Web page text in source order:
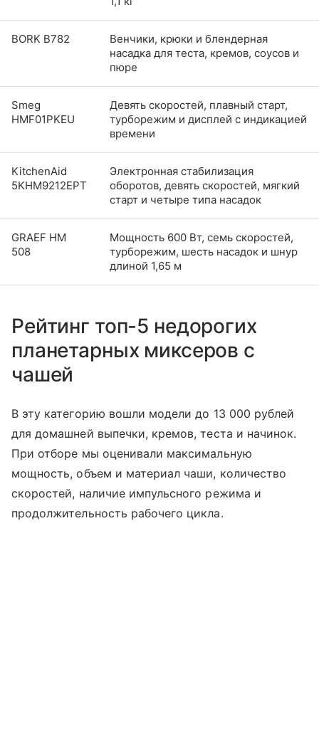
BORK B782
Венчики, крюки и блендерная
насадка для теста, кремов, соусов и
пюре
Smeg
HMF01PKEU
Девять скоростей, плавный старт,
турборежим и дисплей с индикацией
времени
KitchenAid
5KHM9212EPT
Электронная стабилизация
оборотов, девять скоростей, мягкий
старт и четыре типа насадок
GRAEF HM
508
Мощность 600 Вт, семь скоростей,
турборежим, шесть насадок и шнур
длиной 1,65 м
Рейтинг топ-5 недорогих
планетарных миксеров с
чашей
В эту категорию вошли модели до 13 000 рублей
для домашней выпечки, кремов, теста и начинок.
При отборе мы оценивали максимальную
мощность, объем и материал чаши, количество
скоростей, наличие импульсного режима и
продолжительность рабочего цикла.